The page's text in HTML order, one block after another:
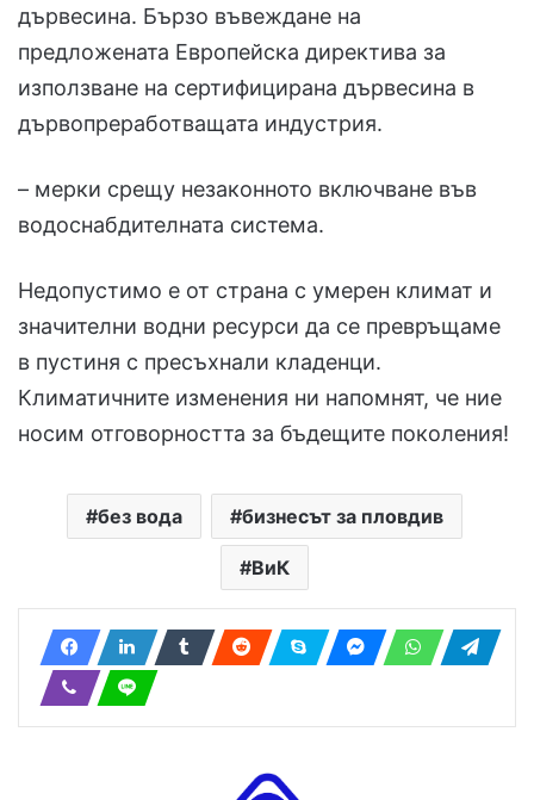
дървесина. Бързо въвеждане на
предложената Европейска директива за
използване на сертифицирана дървесина в
дървопреработващата индустрия.
– мерки срещу незаконното включване във
водоснабдителната система.
Недопустимо е от страна с умерен климат и
значителни водни ресурси да се превръщаме
в пустиня с пресъхнали кладенци.
Климатичните изменения ни напомнят, че ние
носим отговорността за бъдещите поколения!
без вода бизнесът за пловдив
ВиК